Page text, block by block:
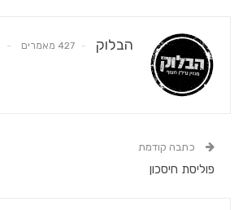
הבלוק 427 מאמרים
כתבה קודמת
פוליסת חיסכון